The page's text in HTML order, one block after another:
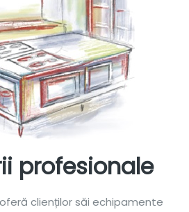
profesionale
clienților săi echipamente